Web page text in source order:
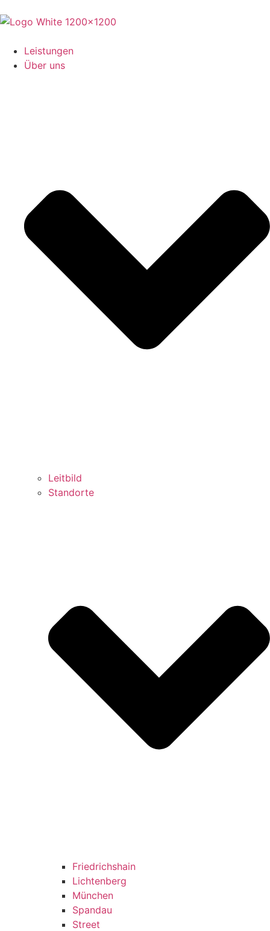
Leistungen
Über uns
Leitbild
Standorte
Friedrichshain
Lichtenberg
München
Spandau
Street